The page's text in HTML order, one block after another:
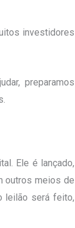
investidores
preparamos
Ele é lançado,
outros meios de
leilão será feito,